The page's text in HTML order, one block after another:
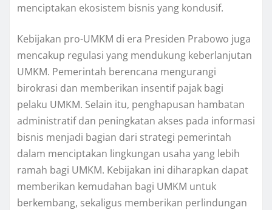
menciptakan ekosistem bisnis yang kondusif.
Kebijakan pro-UMKM di era Presiden Prabowo juga
mencakup regulasi yang mendukung keberlanjutan
UMKM. Pemerintah berencana mengurangi
birokrasi dan memberikan insentif pajak bagi
pelaku UMKM. Selain itu, penghapusan hambatan
administratif dan peningkatan akses pada informasi
bisnis menjadi bagian dari strategi pemerintah
dalam menciptakan lingkungan usaha yang lebih
ramah bagi UMKM. Kebijakan ini diharapkan dapat
memberikan kemudahan bagi UMKM untuk
berkembang, sekaligus memberikan perlindungan